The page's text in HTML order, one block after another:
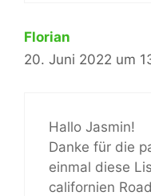
Florian
20. Juni 2022 um
Hallo Jasmin!
Danke für die
einmal diese
californien